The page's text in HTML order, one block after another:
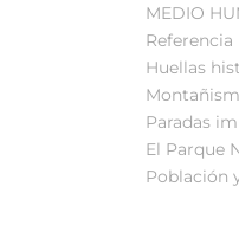
MEDIO
Huellas
Paradas
El Parque
Población